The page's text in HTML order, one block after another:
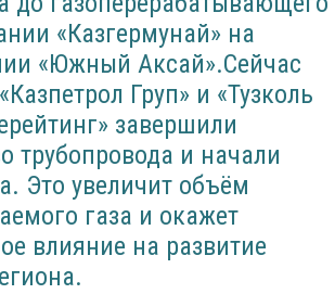
«Казгермунай» на
«Южный Аксай».Сейчас
Груп» и «Тузколь
завершили
трубопровода и начали
Это увеличит объём
газа и окажет
влияние на развитие